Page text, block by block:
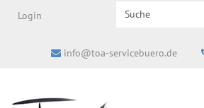
Login Suchformular
Search this site
info@toa-servicebuero.de